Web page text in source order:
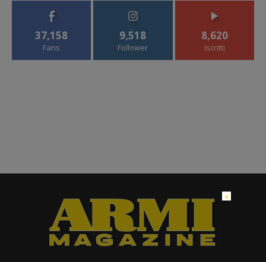
37,158
Fans
9,518
Follower
8,620
Iscritti
×